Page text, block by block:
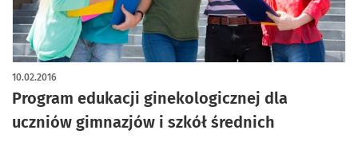
Program edukacji ginekologicznej dla
uczniów gimnazjów i szkół średnich
10.02.2016